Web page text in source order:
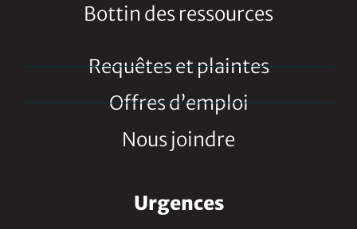
Bottin des ressources
Requêtes et plaintes
Offres d’emploi
Nous joindre
Urgences